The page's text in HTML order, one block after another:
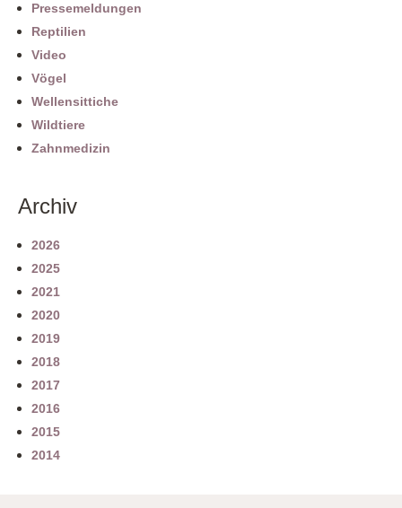
Pressemeldungen
Reptilien
Video
Vögel
Wellensittiche
Wildtiere
Zahnmedizin
Archiv
2026
2025
2021
2020
2019
2018
2017
2016
2015
2014